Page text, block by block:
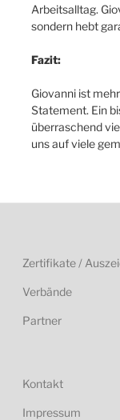
Arbeitsalltag.
sondern hebt
Fazit:
Giovanni ist
Statement. Ein
überraschend
uns auf viele
Zertifikate /
Verbände
Partner
Kontakt
Impressum